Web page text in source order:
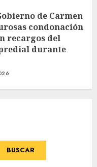
de Carmen
condonación
recargos del
durante
BUSCAR